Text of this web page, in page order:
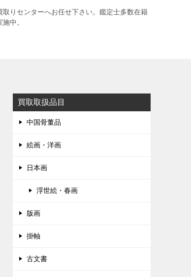
りセンターへお任せ下さい。鑑定士多数在籍
中。
買取取扱品目
中国骨董品
絵画・洋画
日本画
浮世絵・春画
版画
掛軸
古文書